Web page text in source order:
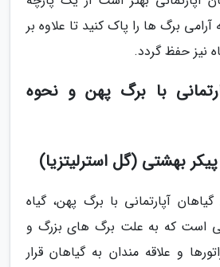
برگ ها را پاک کنید تا علاوه بر
نیز حفظ گردد.
با برگ پهن و نحوه
آپارتمانی با برگ پهن، گیاه
است که به علت برگ های بزرگ و
و علاقه مندان به گیاهان قرار